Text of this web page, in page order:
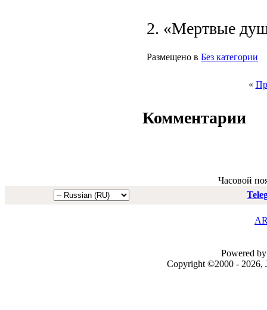
2. «Мертвые
Размещено в Без категории
«
Комментарии
Часовой
Powered
Copyright ©2000 - 2026,